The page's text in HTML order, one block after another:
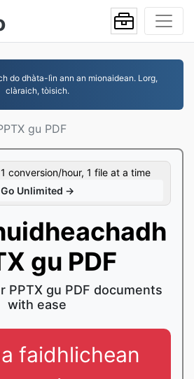
do dhàta-lìn ann an mionaidean. Lorg,
clàraich, tòisich.
gu PDF
1 conversion/hour, 1 file at a time
Go Unlimited →
gu PDF
PPTX gu PDF documents
with ease
faidhlichean